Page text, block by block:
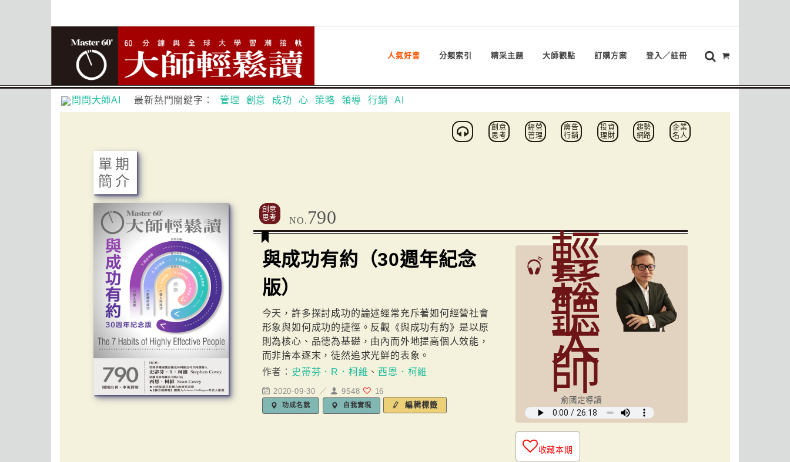
人氣好書 分類索引 精采主題 大師觀點 訂購方案 登入／註冊
問問大師AI 最新熱門關鍵字： 管理 創意 成功 心 策略 領導 行銷 AI
創意
思考
經營
管理
廣告
行銷
投資
理財
趨勢
網路
企業
名人
單期
簡介
創意
思考
NO. 790
與成功有約（30週年紀念
版）
今天，許多探討成功的論述經常充斥著如何經營社會
形象與如何成功的捷徑。反觀《與成功有約》是以原
則為核心、品德為基礎，由內而外地提高個人效能，
而非捨本逐末，徒然追求光鮮的表象。
作者： 史蒂芬．R．柯維 、 西恩．柯維
2020-09-30 ／ 9548 16
功成名就 自我實現 編輯標籤
輕
鬆
聽
大
師
俞國定導讀
收藏本期